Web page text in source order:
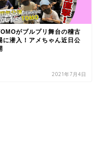
がブルプリ舞台の稽古
に潜入！アメちゃん近日公
2021年7月4日